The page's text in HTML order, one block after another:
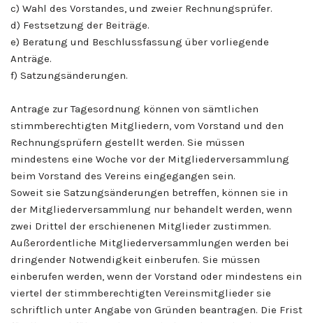
c) Wahl des Vorstandes, und zweier Rechnungsprüfer.
d) Festsetzung der Beiträge.
e) Beratung und Beschlussfassung über vorliegende
Anträge.
f) Satzungsänderungen.
Antrage zur Tagesordnung können von sämtlichen
stimmberechtigten Mitgliedern, vom Vorstand und den
Rechnungsprüfern gestellt werden. Sie müssen
mindestens eine Woche vor der Mitgliederversammlung
beim Vorstand des Vereins eingegangen sein.
Soweit sie Satzungsänderungen betreffen, können sie in
der Mitgliederversammlung nur behandelt werden, wenn
zwei Drittel der erschienenen Mitglieder zustimmen.
Außerordentliche Mitgliederversammlungen werden bei
dringender Notwendigkeit einberufen. Sie müssen
einberufen werden, wenn der Vorstand oder mindestens ein
viertel der stimmberechtigten Vereinsmitglieder sie
schriftlich unter Angabe von Gründen beantragen. Die Frist